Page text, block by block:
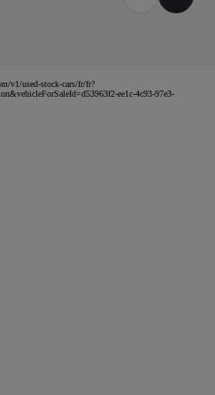
v1/used-stock-cars/fr/fr?
ee1c-4c93-97e3-